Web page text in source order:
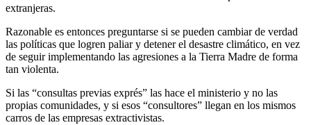
extranjeras.
Razonable es entonces preguntarse si se pueden cambiar de verdad
las políticas que logren paliar y detener el desastre climático, en vez
de seguir implementando las agresiones a la Tierra Madre de forma
tan violenta.
Si las “consultas previas exprés” las hace el ministerio y no las
propias comunidades, y si esos “consultores” llegan en los mismos
carros de las empresas extractivistas.